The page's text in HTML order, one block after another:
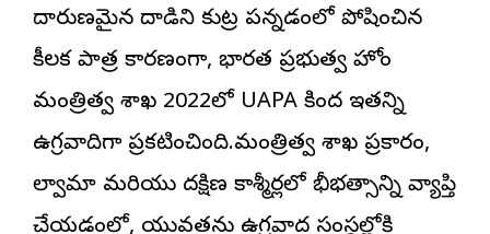
దారుణమైన దాడిని కుట్ర పన్నడంలో పోషించిన
కీలక పాత్ర కారణంగా, భారత ప్రభుత్వ హోం
మంత్రిత్వ శాఖ 2022లో UAPA కింద ఇతన్ని
ఉగ్రవాదిగా ప్రకటించింది.మంత్రిత్వ శాఖ ప్రకారం,
పుల్వామా మరియు దక్షిణ కాశ్మీర్లలో భీభత్సాన్ని వ్యాప్తి
చేయడంలో, యువతను ఉగ్రవాద సంస్థల్లోకి